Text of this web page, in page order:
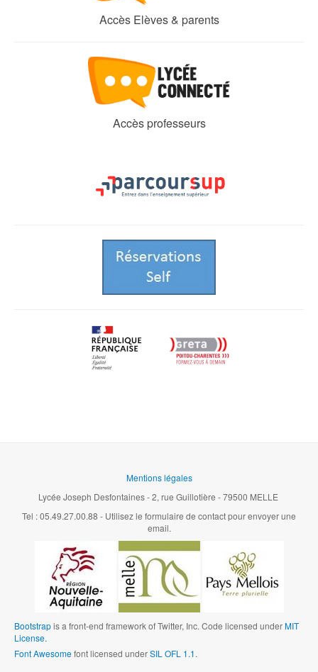
Accès Elèves & parents
Accès professeurs
Mentions légales
Lycée Joseph Desfontaines - 2, rue Guillotière - 79500 MELLE
Tel : 05.49.27.00.88 - Utilisez le formulaire de contact pour envoyer une
email.
Bootstrapis a front-end framework of Twitter, Inc. Code licensed underMIT
License.
Font Awesomefont licensed underSIL OFL 1.1.